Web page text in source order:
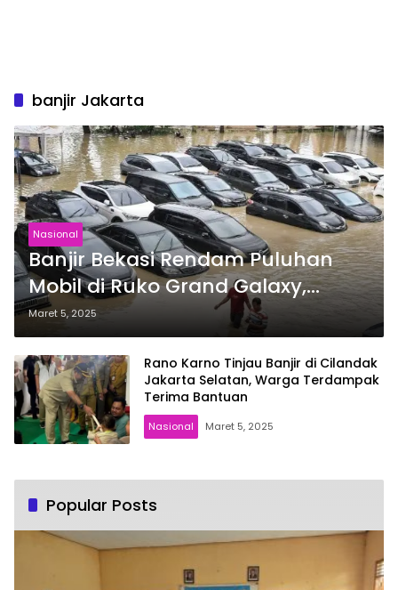
banjir Jakarta
Nasional
Banjir Bekasi Rendam Puluhan
Mobil di Ruko Grand Galaxy,
Ketinggian Air Capai 1,2 Meter
Maret 5, 2025
Rano Karno Tinjau Banjir di Cilandak
Jakarta Selatan, Warga Terdampak
Terima Bantuan
Nasional Maret 5, 2025
Popular Posts